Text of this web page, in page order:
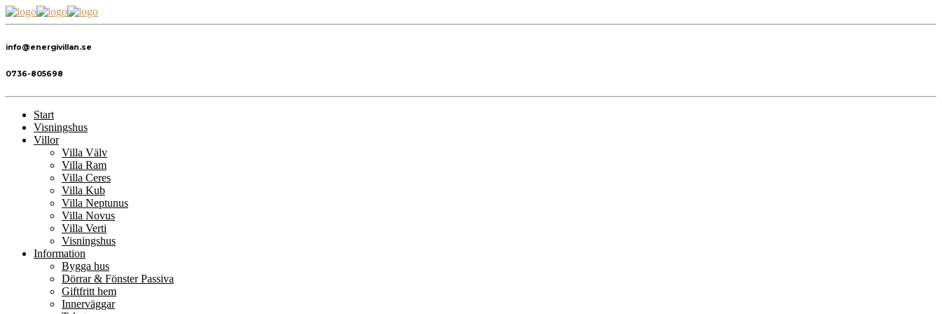
info@energivillan.se
0736-805698
Start
Visningshus
Villor
Villa Välv
Villa Ram
Villa Ceres
Villa Kub
Villa Neptunus
Villa Novus
Villa Verti
Visningshus
Information
Bygga hus
Dörrar & Fönster Passiva
Giftfritt hem
Innerväggar